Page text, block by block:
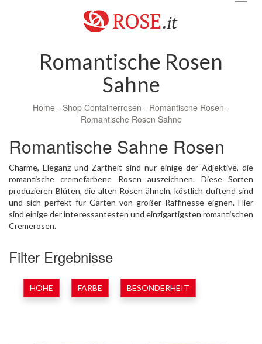
Romantische Rosen
Sahne
Home - Shop Containerrosen - Romantische Rosen -
Romantische Rosen Sahne
Romantische Sahne Rosen
Charme, Eleganz und Zartheit sind nur einige der Adjektive, die
romantische cremefarbene Rosen auszeichnen. Diese Sorten
produzieren Blüten, die alten Rosen ähneln, köstlich duftend sind
und sich perfekt für Gärten von großer Raffinesse eignen. Hier
sind einige der interessantesten und einzigartigsten romantischen
Cremerosen.
Filter Ergebnisse
HÖHE FARBE BESONDERHEIT